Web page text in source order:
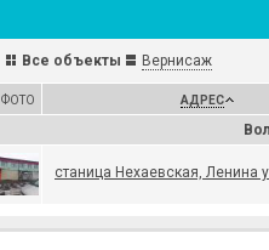
Все объекты Вернисаж
ФОТО АДРЕС
станица Нехаевская, Ленина